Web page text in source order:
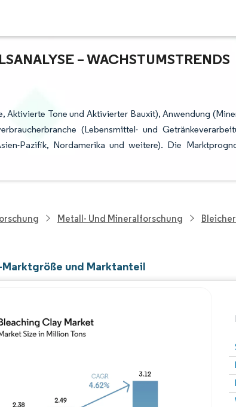
– WACHSTUMSTRENDS U
Aktivierte Tone und Aktivierter Bauxit), Anwendung
(Lebensmittel- und
Pazifik, Nordamerika und weitere). Die
Metall- Und Mineralforschung
und Marktanteil